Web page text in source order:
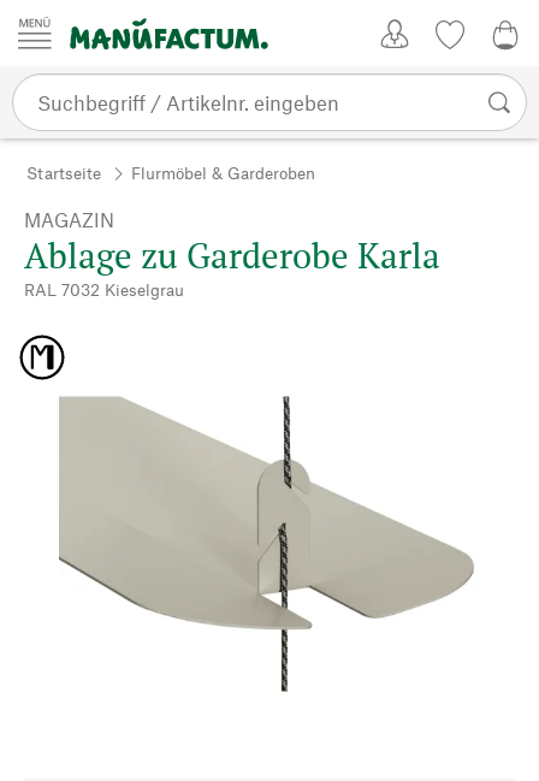
Zum Inhalt springen
Startseite Flurmöbel & Garderoben
MAGAZIN
Ablage zu Garderobe Karla
RAL 7032 Kieselgrau